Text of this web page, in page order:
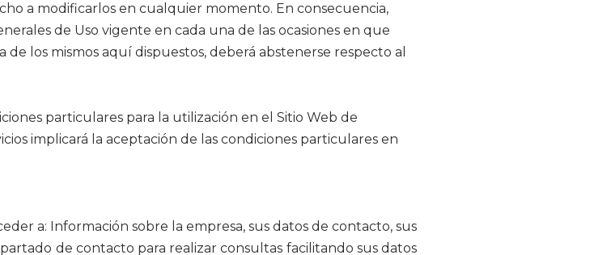
a modificarlos en cualquier momento. En consecuencia,
de Uso vigente en cada una de las ocasiones en que
los mismos aquí dispuestos, deberá abstenerse respecto al
particulares para la utilización en el Sitio Web de
implicará la aceptación de las condiciones particulares en
a: Información sobre la empresa, sus datos de contacto, sus
de contacto para realizar consultas facilitando sus datos